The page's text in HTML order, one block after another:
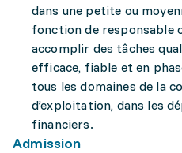
dans une petite ou
fonction de responsable
accomplir des tâches
efficace, fiable et en
tous les domaines de la
d’exploitation, dans les
financiers.
Admission